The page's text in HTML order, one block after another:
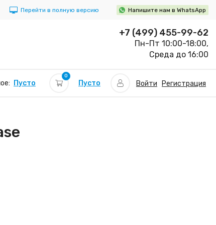
Перейти в полную версию Напишите нам в WhatsApp
+7 (499) 455-99-62
Пн-Пт 10:00-18:00,
Среда до 16:00
Пусто
0
Пусто Войти Регистрация